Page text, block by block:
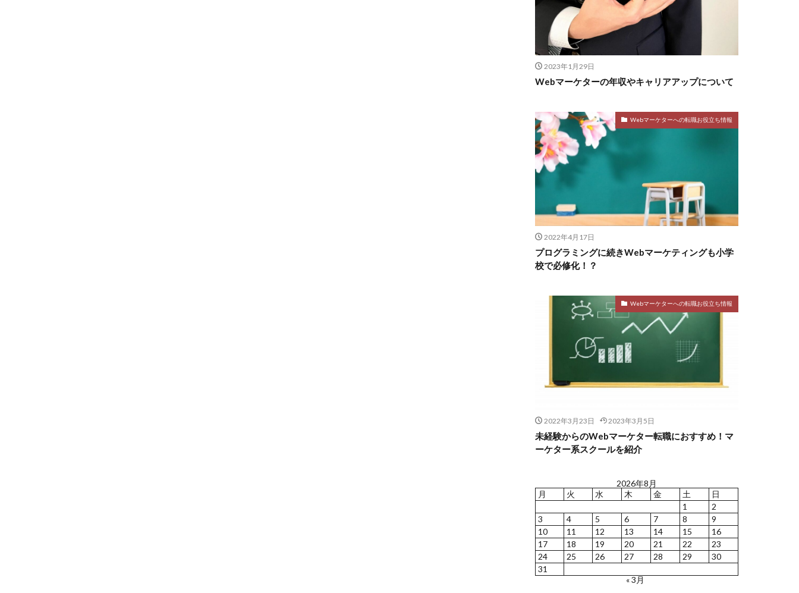
2023年1月29日
Webマーケターの年収やキャリアアップについて
Webマーケターへの転職お役立ち情報
2022年4月17日
プログラミングに続きWebマーケティングも小学
校で必修化！？
Webマーケターへの転職お役立ち情報
2022年3月23日 2023年3月5日
未経験からのWebマーケター転職におすすめ！マ
ーケター系スクールを紹介
2026年8月
月
火 水 木 金 土
日
1
2
3
4 5 6 7 8
9
10
11 12 13 14 15
16
17
18 19 20 21 22
23
24
25 26 27 28 29
30
31
« 3月